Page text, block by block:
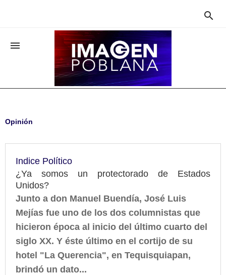


Opinión
Indice Político
¿Ya somos un protectorado de Estados
Unidos?
Junto a don Manuel Buendía, José Luis
Mejías fue uno de los dos columnistas que
hicieron época al inicio del último cuarto del
siglo XX. Y éste último en el cortijo de su
hotel "La Querencia", en Tequisquiapan,
brindó un dato...